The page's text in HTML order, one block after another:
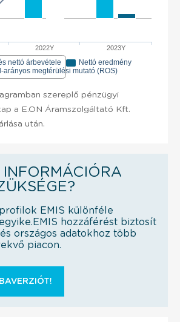
2022Y 2023Y
nettó árbevétele
Nettó eredmény
arányos megtérülési mutató (ROS)
szereplő pénzügyi
a E.ON Áramszolgáltató Kft.
után.
EMIS különféle
hozzáférést biztosít
országos adatokhoz több
piacon.